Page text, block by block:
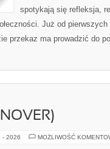
spotykają się refleksja,
Już od
przekaz ma prowadzić do
- 2026 MOŻLIWOŚĆ